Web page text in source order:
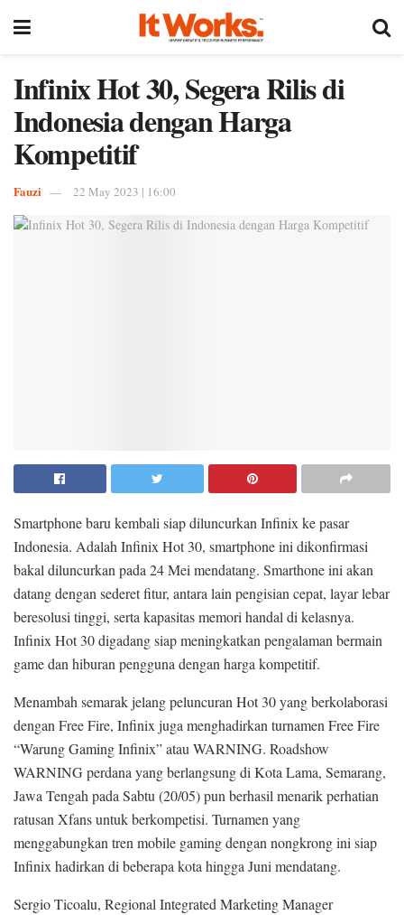
Infinix Hot 30, Segera Rilis di
Indonesia dengan Harga
Kompetitif
Fauzi 22 May 2023 | 16:00
Smartphone baru kembali siap diluncurkan Infinix ke pasar
Indonesia. Adalah Infinix Hot 30, smartphone ini dikonfirmasi
bakal diluncurkan pada 24 Mei mendatang. Smarthone ini akan
datang dengan sederet fitur, antara lain pengisian cepat, layar lebar
beresolusi tinggi, serta kapasitas memori handal di kelasnya.
Infinix Hot 30 digadang siap meningkatkan pengalaman bermain
game dan hiburan pengguna dengan harga kompetitif.
Menambah semarak jelang peluncuran Hot 30 yang berkolaborasi
dengan Free Fire, Infinix juga menghadirkan turnamen Free Fire
“Warung Gaming Infinix” atau WARNING. Roadshow
WARNING perdana yang berlangsung di Kota Lama, Semarang,
Jawa Tengah pada Sabtu (20/05) pun berhasil menarik perhatian
ratusan Xfans untuk berkompetisi. Turnamen yang
menggabungkan tren mobile gaming dengan nongkrong ini siap
Infinix hadirkan di beberapa kota hingga Juni mendatang.
Sergio Ticoalu, Regional Integrated Marketing Manager